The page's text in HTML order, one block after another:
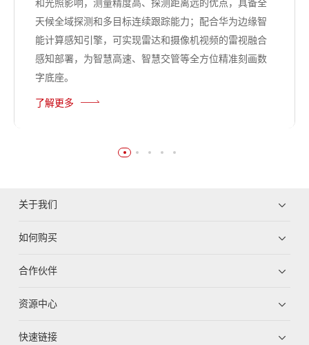
和光照影响，测量精度高、探测距离远的优点，具备全
天候全域探测和多目标连续跟踪能力；配合华为边缘智
能计算感知引擎，可实现雷达和摄像机视频的雷视融合
感知部署，为智慧高速、智慧交管等全方位精准刻画数
字底座。
了解更多
关于我们
如何购买
合作伙伴
资源中心
快速链接